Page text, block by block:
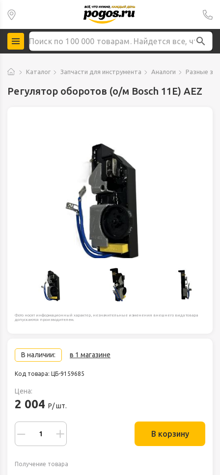
Каталог Запчасти для инструмента Аналоги Разные
Регулятор оборотов (о/м Bosch 11E) AEZ
Фото носят информационный характер, незначительные изменения внешнего вида товара
допускаются производителем.
В наличии: в 1 магазине
Код товара: ЦБ-9159685
Цена:
2 004 Р/ шт.
В корзину
Получение товара